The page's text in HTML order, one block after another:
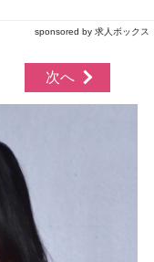
sponsored by 求人ボックス
次へ